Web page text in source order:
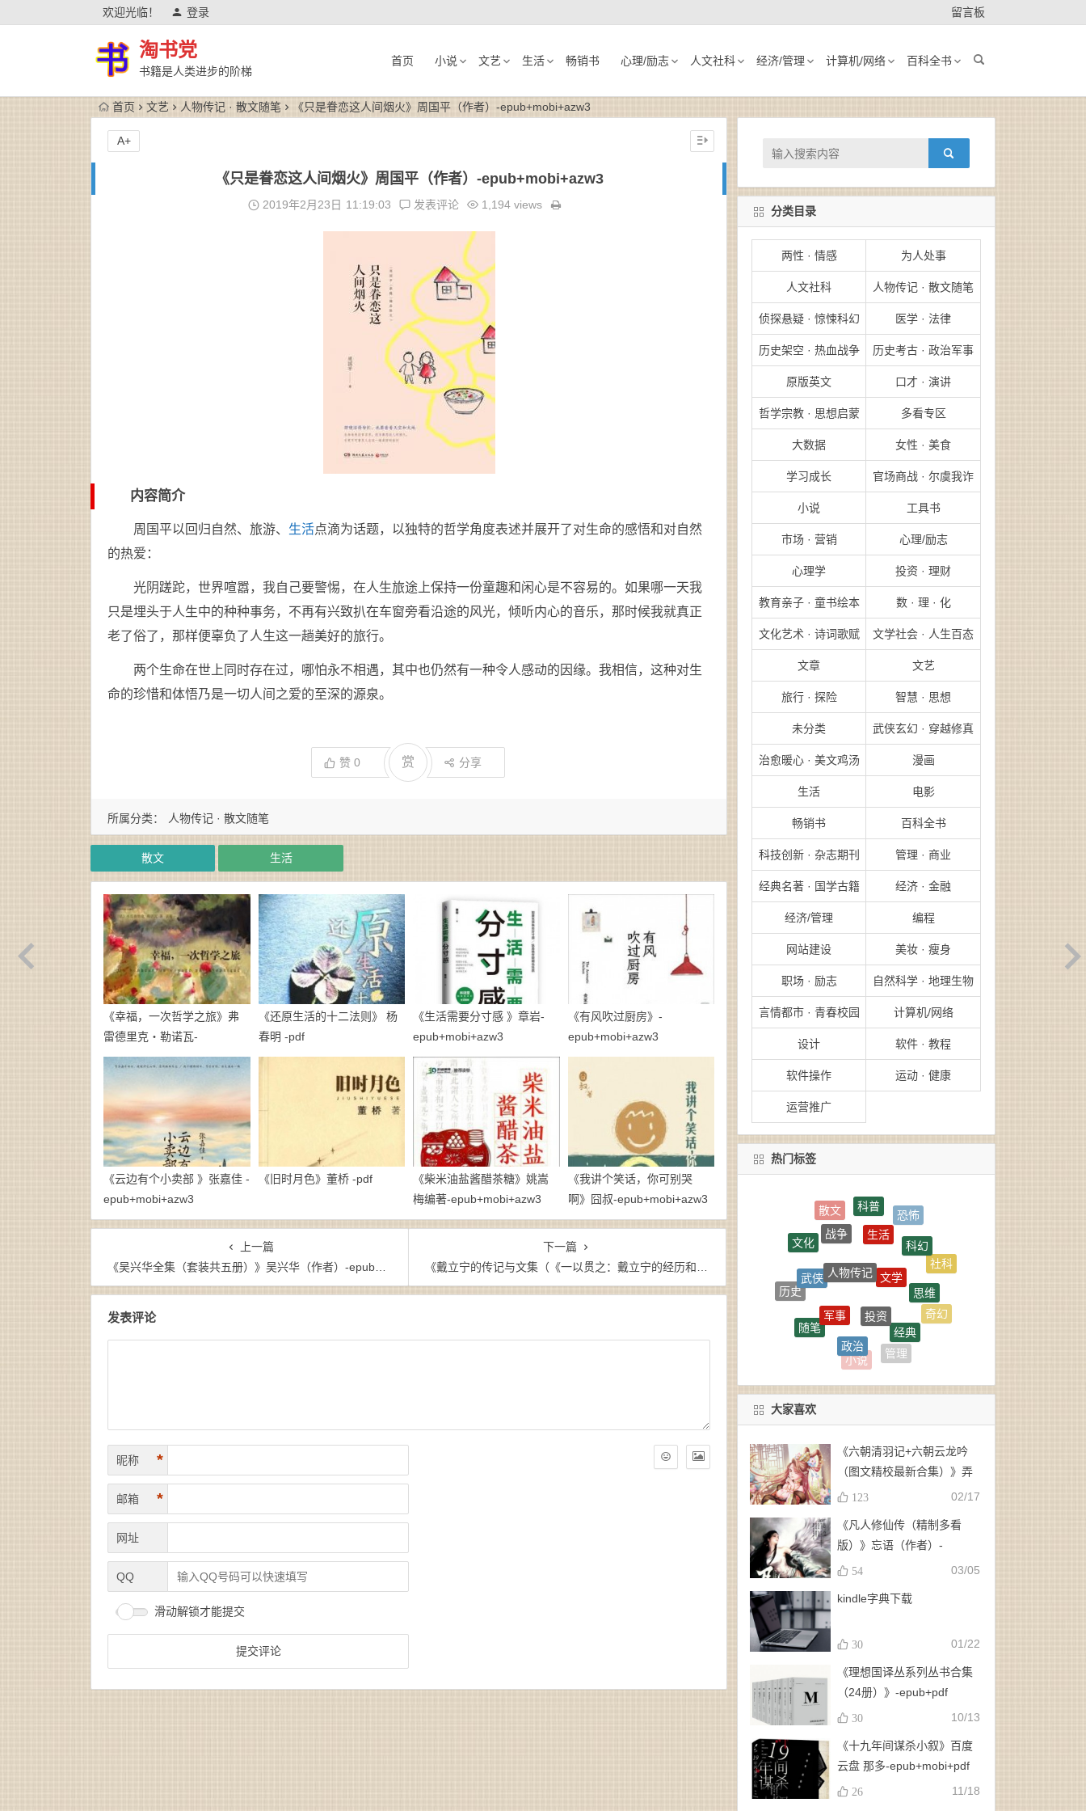
欢迎光临！ 登录 留言板
淘书党
书籍是人类进步的阶梯
首页 小说 文艺 生活 畅销书 心理/励志 人文社科 经济/管理 计算机/网络 百科全书
首页 文艺 人物传记 · 散文随笔 《只是眷恋这人间烟火》周国平（作者）-epub+mobi+azw3
《只是眷恋这人间烟火》周国平（作者）-epub+mobi+azw3
2019年2月23日 11:19:03 发表评论 1,194 views
内容简介
周国平以回归自然、旅游、 生活点滴为话题，以独特的哲学角度表述并展开了对生命的感悟和对自然
的热爱：
光阴蹉跎，世界喧嚣，我自己要警惕，在人生旅途上保持一份童趣和闲心是不容易的。如果哪一天我
只是埋头于人生中的种种事务，不再有兴致扒在车窗旁看沿途的风光，倾听内心的音乐，那时候我就真正
老了俗了，那样便辜负了人生这一趟美好的旅行。
两个生命在世上同时存在过，哪怕永不相遇，其中也仍然有一种令人感动的因缘。我相信，这种对生
命的珍惜和体悟乃是一切人间之爱的至深的源泉。
赞 0 赏 分享
A+
所属分类： 人物传记 · 散文随笔
散文 生活
《幸福，一次哲学之旅》弗
雷德里克・勒诺瓦-
epub+mobi+azw3
《还原生活的十二法则》 杨
春明 -pdf
《生活需要分寸感 》章岩-
epub+mobi+azw3
《有风吹过厨房》-
epub+mobi+azw3
《云边有个小卖部 》张嘉佳 -
epub+mobi+azw3
《旧时月色》董桥 -pdf
《柴米油盐酱醋茶糖》姚嵩
梅编著-epub+mobi+azw3
《我讲个笑话，你可别哭
啊》囧叔-epub+mobi+azw3
上一篇
《吴兴华全集（套装共五册）》吴兴华（作者）-epub+mobi+azw3
下一篇
《戴立宁的传记与文集（《一以贯之：戴立宁的经历和坚持》+《一念之间：戴立宁的感慨和谏言》》-epub+mobi+azw3
发表评论
昵称 *
邮箱 *
网址
QQ
滑动解锁才能提交
分类目录
两性 · 情感 为人处事
人文社科 人物传记 · 散文随笔
侦探悬疑 · 惊悚科幻 医学 · 法律
历史架空 · 热血战争 历史考古 · 政治军事
原版英文 口才 · 演讲
哲学宗教 · 思想启蒙 多看专区
大数据 女性 · 美食
学习成长 官场商战 · 尔虞我诈
小说 工具书
市场 · 营销 心理/励志
心理学 投资 · 理财
教育亲子 · 童书绘本 数 · 理 · 化
文化艺术 · 诗词歌赋 文学社会 · 人生百态
文章 文艺
旅行 · 探险 智慧 · 思想
未分类 武侠玄幻 · 穿越修真
治愈暖心 · 美文鸡汤 漫画
生活 电影
畅销书 百科全书
科技创新 · 杂志期刊 管理 · 商业
经典名著 · 国学古籍 经济 · 金融
经济/管理 编程
网站建设 美妆 · 瘦身
职场 · 励志 自然科学 · 地理生物
言情都市 · 青春校园 计算机/网络
设计 软件 · 教程
软件操作 运动 · 健康
运营推广
热门标签
科普
恐怖
文化
战争
生活
社科
历史
人物传记
文学
思维
奇幻
悬疑
惊悚
军事
投资
管理
小说
政治
大家喜欢
《六朝清羽记+六朝云龙吟
（图文精校最新合集）》弄
玉、龙璇（作者）-
123 02/17
《凡人修仙传（精制多看
版）》忘语（作者）-
epub+mobi
54 03/05
kindle字典下载
30 01/22
《理想国译丛系列丛书合集
（24册）》-epub+pdf
30 10/13
《十九年间谋杀小叙》百度
云盘 那多-epub+mobi+pdf
26 11/18